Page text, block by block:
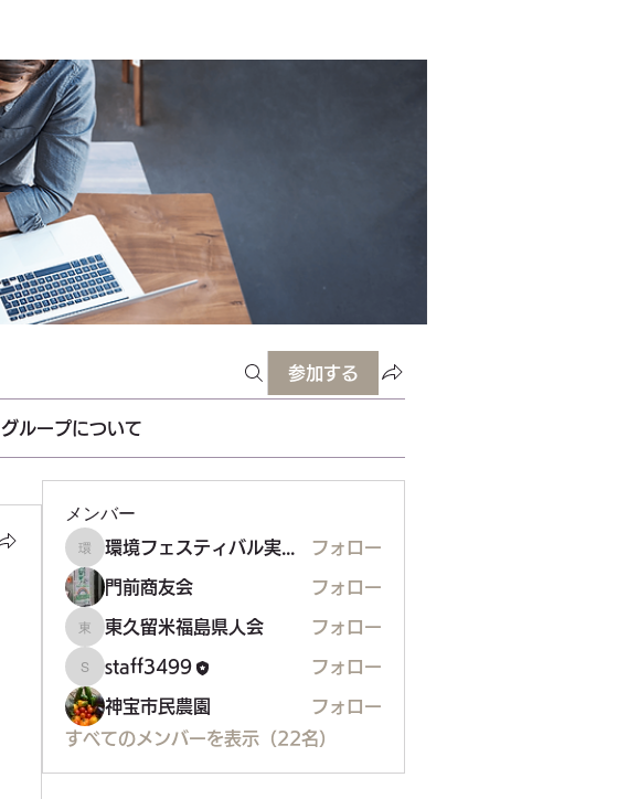
参加する
グループについて
メンバー
環境フェスティバル実行委員会
環境フェスティバル実行委員会 フォロー
門前商友会 フォロー
東久留米福島県人会
東久留米福島県人会 フォロー
staff3499
staff3499 フォロー
神宝市民農園
フォロー
すべてのメンバーを表示（22名）